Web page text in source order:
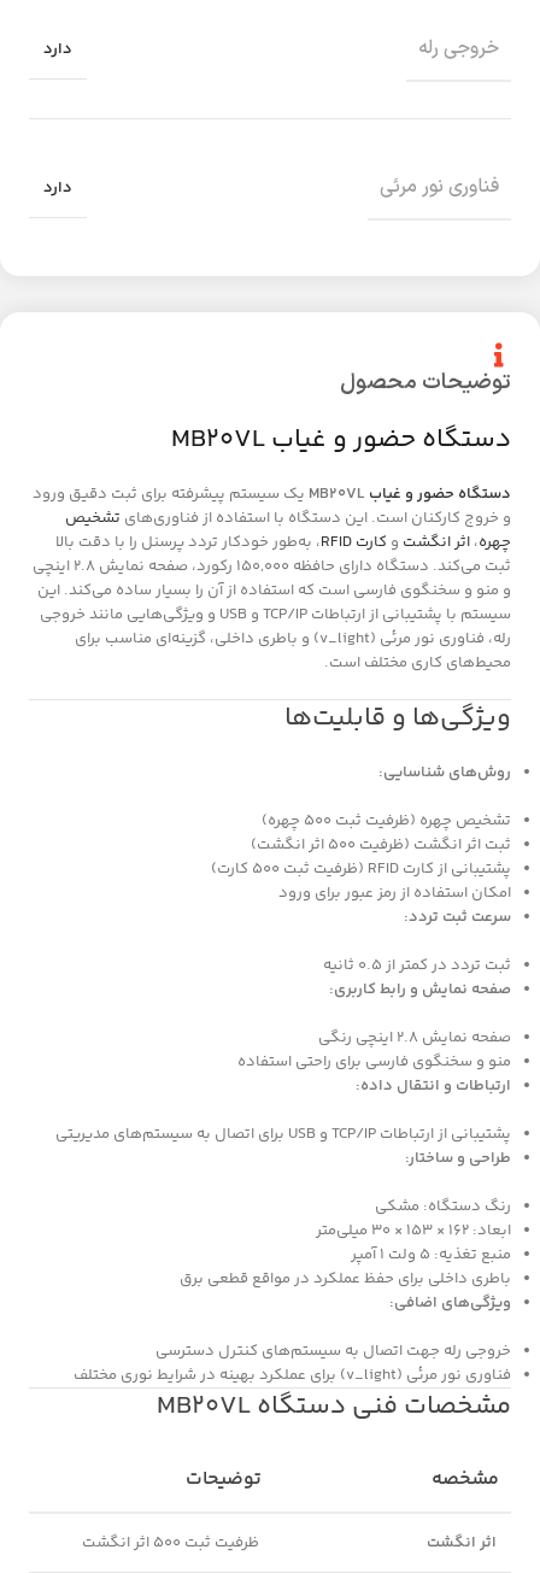
توضیحات محصول
دستگاه حضور و غیاب MB20VL
دستگاه حضور و غیاب
یک سیستم پیشرفته برای ثبت دقیق ورود
و خروج کارکنان است. این دستگاه با استفاده از فناوری‌های تشخیص
چهره، اثر انگشت و کارت RFID
، به‌طور خودکار تردد پرسنل را با دقت بالا
ثبت می‌کند. دستگاه دارای حافظه 150,000 رکورد، صفحه نمایش 2.8 اینچی
و منو و سخنگوی فارسی است که استفاده از آن را بسیار ساده می‌کند. این
سیستم با پشتیبانی از ارتباطات TCP/IP و USB و ویژگی‌هایی مانند خروجی
رله، فناوری نور مرئی (v_light) و باطری داخلی، گزینه‌ای مناسب برای
محیط‌های کاری مختلف است.
ویژگی‌ها و قابلیت‌ها
روش‌های شناسایی:
تشخیص چهره (ظرفیت ثبت 500 چهره)
ثبت اثر انگشت (ظرفیت 500 اثر انگشت)
پشتیبانی از کارت RFID (ظرفیت ثبت 500 کارت)
امکان استفاده از رمز عبور برای ورود
سرعت ثبت تردد:
ثبت تردد در کمتر از 0.5 ثانیه
صفحه نمایش و رابط کاربری:
صفحه نمایش 2.8 اینچی رنگی
منو و سخنگوی فارسی برای راحتی استفاده
ارتباطات و انتقال داده:
پشتیبانی از ارتباطات TCP/IP و USB برای اتصال به سیستم‌های مدیریتی
طراحی و ساختار:
رنگ دستگاه: مشکی
ابعاد: 162 × 153 × 30 میلی‌متر
منبع تغذیه: 5 ولت 1 آمپر
باطری داخلی برای حفظ عملکرد در مواقع قطعی برق
ویژگی‌های اضافی:
خروجی رله جهت اتصال به سیستم‌های کنترل دسترسی
فناوری نور مرئی (v_light) برای عملکرد بهینه در شرایط نوری مختلف
مشخصات فنی دستگاه MB20VL
مشخصه توضیحات
اثر انگشت ظرفیت ثبت 500 اثر انگشت
خروجی رله دارد
فناوری نور مرئی دارد